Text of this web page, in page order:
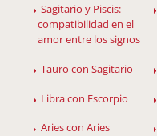
Sagitario y Piscis:
compatibilidad en el
amor entre los signos
Tauro con Sagitario
Libra con Escorpio
Aries con Aries